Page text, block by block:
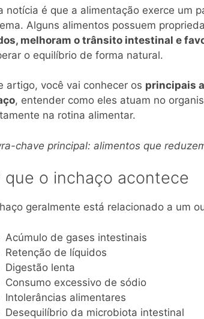
notícia é que a alimentação exerce um
Alguns alimentos possuem
melhoram o trânsito intestinal e
o equilíbrio de forma natural.
artigo, você vai conhecer os principais
, entender como eles atuam no
na rotina alimentar.
chave principal: alimentos que
que o inchaço acontece
geralmente está relacionado a um
Acúmulo de gases intestinais
Retenção de líquidos
Digestão lenta
Consumo excessivo de sódio
Intolerâncias alimentares
Desequilíbrio da microbiota intestinal